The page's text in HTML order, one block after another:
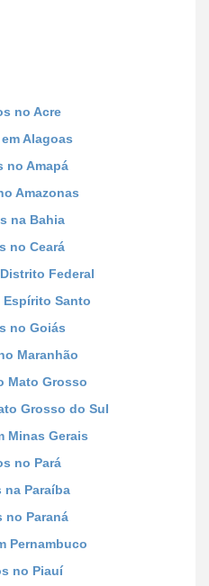
no Acre
Alagoas
no Amapá
Amazonas
na Bahia
no Ceará
Federal
Santo
no Goiás
Maranhão
Mato Grosso
Grosso do Sul
Minas Gerais
no Pará
na Paraíba
no Paraná
Pernambuco
no Piauí